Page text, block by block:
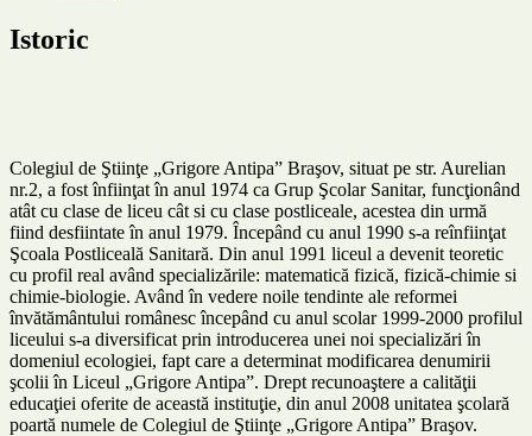
Istoric
Colegiul de Ştiinţe „Grigore Antipa” Braşov, situat pe str. Aurelian
nr.2, a fost înfiinţat în anul 1974 ca Grup Şcolar Sanitar, funcţionând
atât cu clase de liceu cât si cu clase postliceale, acestea din urmă
fiind desfiintate în anul 1979. Începând cu anul 1990 s-a reînfiinţat
Şcoala Postliceală Sanitară. Din anul 1991 liceul a devenit teoretic
cu profil real având specializările: matematică fizică, fizică-chimie si
chimie-biologie. Având în vedere noile tendinte ale reformei
învătământului românesc începând cu anul scolar 1999-2000 profilul
liceului s-a diversificat prin introducerea unei noi specializări în
domeniul ecologiei, fapt care a determinat modificarea denumirii
şcolii în Liceul „Grigore Antipa”. Drept recunoaştere a calităţii
educaţiei oferite de această instituţie, din anul 2008 unitatea şcolară
poartă numele de Colegiul de Ştiinţe „Grigore Antipa” Braşov.